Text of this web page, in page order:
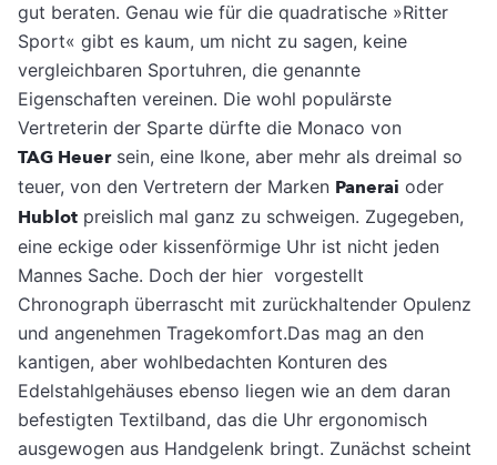
gut beraten. Genau wie für die quadratische »Ritter
Sport« gibt es kaum, um nicht zu sagen, keine
vergleichbaren Sportuhren, die genannte
Eigenschaften vereinen. Die wohl populärste
Vertreterin der Sparte dürfte die Monaco von
TAG Heuersein, eine Ikone, aber mehr als dreimal so
teuer, von den Vertretern der Marken Panerai oder
Hublot preislich mal ganz zu schweigen. Zugegeben,
eine eckige oder kissenförmige Uhr ist nicht jeden
Mannes Sache. Doch der hier vorgestellt
Chronograph überrascht mit zurückhaltender Opulenz
und angenehmen Tragekomfort.Das mag an den
kantigen, aber wohlbedachten Konturen des
Edelstahlgehäuses ebenso liegen wie an dem daran
befestigten Textilband, das die Uhr ergonomisch
ausgewogen aus Handgelenk bringt. Zunächst scheint